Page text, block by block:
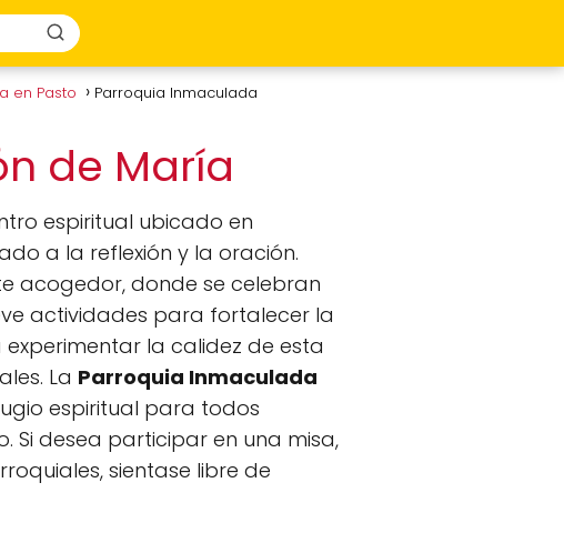
en Pasto
Parroquia Inmaculada
de María
espiritual ubicado en
a la reflexión y la oración.
acogedor, donde se celebran
actividades para fortalecer la
experimentar la calidez de esta
La Parroquia Inmaculada
espiritual para todos
Si desea participar en una misa,
sientase libre de